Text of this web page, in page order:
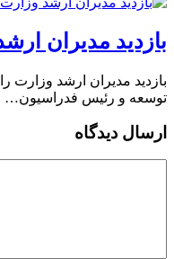
بازدید مدیران
بازدید مدیران ارشد
توسعه و رئیس فدراسیون…
ارسال دیدگاه